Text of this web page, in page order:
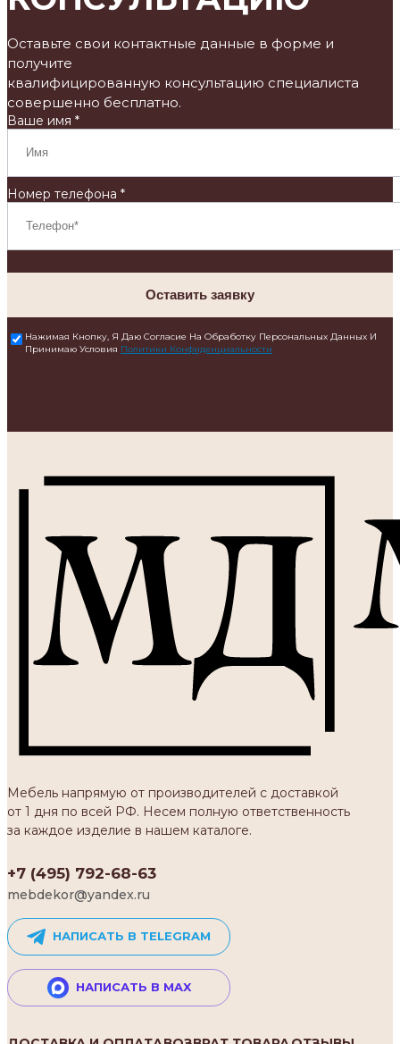
Оставьте свои контактные данные в форме и
получите
квалифицированную консультацию специалиста
совершенно бесплатно.
Ваше имя *
Номер телефона *
Оставить заявку
Нажимая Кнопку, Я Даю Согласие На Обработку Персональных Данных И
Принимаю Условия Политики Конфиденциальности
Мебель напрямую от производителей с доставкой
от 1 дня по всей РФ. Несем полную ответственность
за каждое изделие в нашем каталоге.
+7 (495) 792-68-63
mebdekor@yandex.ru
НАПИСАТЬ В TELEGRAM
НАПИСАТЬ В MAX